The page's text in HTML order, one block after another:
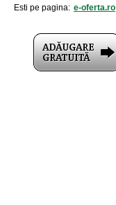
Esti pe pagina: e-oferta.ro